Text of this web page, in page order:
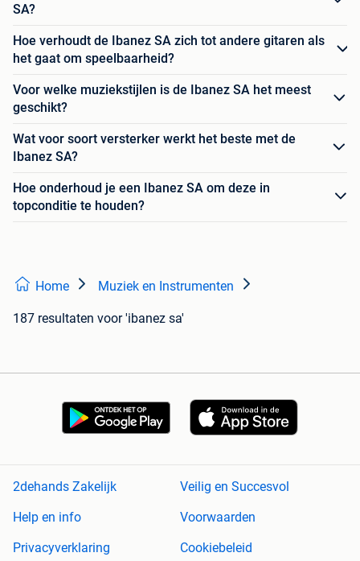
SA?
Hoe verhoudt de Ibanez SA zich tot andere gitaren als
het gaat om speelbaarheid?
Voor welke muziekstijlen is de Ibanez SA het meest
geschikt?
Wat voor soort versterker werkt het beste met de
Ibanez SA?
Hoe onderhoud je een Ibanez SA om deze in
topconditie te houden?
Home Muziek en Instrumenten
187 resultaten voor 'ibanez sa'
2dehands Zakelijk
Veilig en Succesvol
Help en info
Voorwaarden
Privacyverklaring
Cookiebeleid